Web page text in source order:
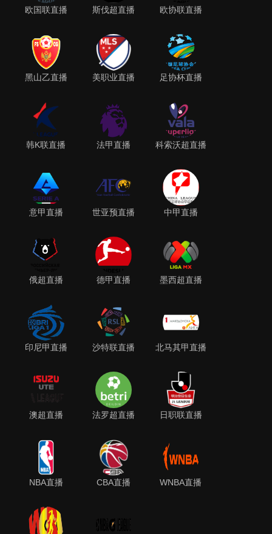
欧国联直播 斯伐超直播 欧协联直播
黑山乙直播 美职业直播 足协杯直播
韩K联直播 法甲直播 科索沃超直播
意甲直播 世亚预直播 中甲直播
俄超直播 德甲直播 墨西超直播
印尼甲直播 沙特联直播 北马其甲直播
澳超直播 法罗超直播 日职联直播
NBA直播 CBA直播 WNBA直播